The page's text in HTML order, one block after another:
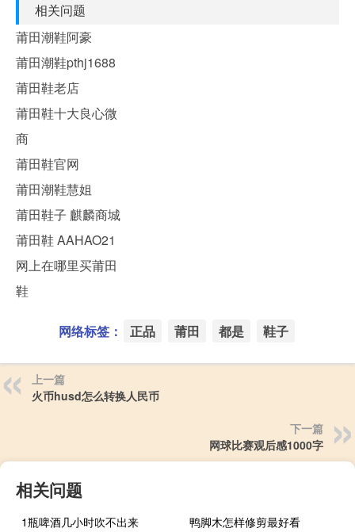
相关问题
莆田潮鞋阿豪
莆田潮鞋pthj1688
莆田鞋老店
莆田鞋十大良心微
商
莆田鞋官网
莆田潮鞋慧姐
莆田鞋子 麒麟商城
莆田鞋 AAHAO21
网上在哪里买莆田
鞋
网络标签： 正品 莆田 都是 鞋子
上一篇
火币husd怎么转换人民币
下一篇
网球比赛观后感1000字
相关问题
1瓶啤酒几小时吹不出来
鸭脚木怎样修剪最好看